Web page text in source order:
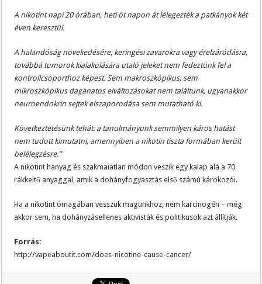
A nikotint napi 20 órában, heti öt napon át lélegezték a patkányok két
éven keresztül.
A halandóság növekedésére, keringési zavarokra vagy érelzáródásra,
továbbá tumorok kialakulására utaló jeleket nem fedeztünk fel a
kontrollcsoporthoz képest. Sem makroszkópikus, sem
mikroszkópikus daganatos elváltozásokat nem találtunk, ugyanakkor
neuroendokrin sejtek elszaporodása sem mutatható ki.
Következtetésünk tehát: a tanulmányunk semmilyen káros hatást
nem tudott kimutatni, amennyiben a nikotin tiszta formában került
belélegzésre.”
A nikotint hanyag és szakmaiatlan módon veszik egy kalap alá a 70
rákkeltő anyaggal, amik a dohányfogyasztás első számú károkozói.
Ha a nikotint ömagában vesszük magunkhoz, nem karcinogén – még
akkor sem, ha dohányzásellenes aktivisták és politikusok azt állítják.
Forrás:
http://vapeaboutit.com/does-nicotine-cause-cancer/